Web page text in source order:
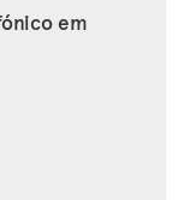
em